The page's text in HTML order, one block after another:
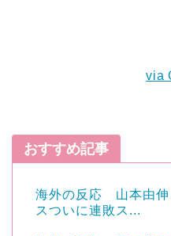
via
おすすめ記事
海外の反応 山本由伸
スついに連敗ス...